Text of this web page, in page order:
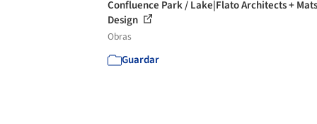
Confluence Park / Lake|Flato Architects +
Design
Obras
Guardar